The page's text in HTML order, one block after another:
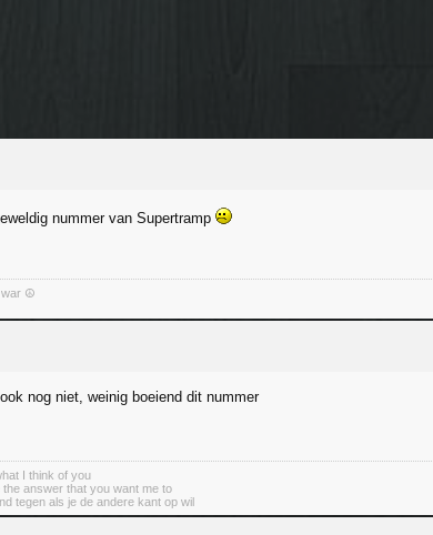
nummer van Supertramp
war ☮
nog niet, weinig boeiend dit nummer
I think of you
the answer that you want me to
tegen als je de andere kant op wil